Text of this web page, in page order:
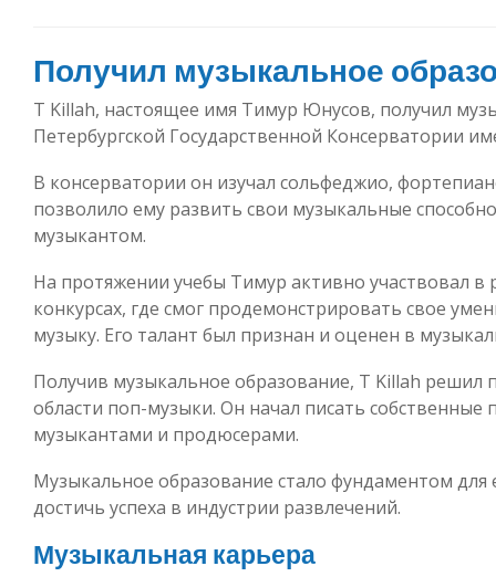
Получил музыкальное
T Killah, настоящее имя Тимур Юнусов, получил
Петербургской Государственной Консерватории
В консерватории он изучал сольфеджио,
позволило ему развить свои музыкальные
музыкантом.
На протяжении учебы Тимур активно участвовал
конкурсах, где смог продемонстрировать свое
музыку. Его талант был признан и оценен в
Получив музыкальное образование, T Killah решил
области поп-музыки. Он начал писать собственные
музыкантами и продюсерами.
Музыкальное образование стало фундаментом
достичь успеха в индустрии развлечений.
Музыкальная карьера